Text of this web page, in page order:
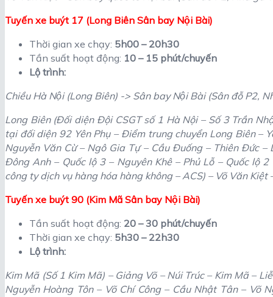
Tuyến xe buýt 17 (Long Biên Sân bay Nội Bài)
Thời gian xe chạy: 5h00 – 20h30
Tần suất hoạt động: 10 – 15 phút/chuyến
Lộ trình:
Chiều Hà Nội (Long Biên) -> Sân bay Nội Bài (Sân đỗ P2,
Long Biên (Đối diện Đội CSGT số 1 Hà Nội – Số 3 Trần
tại đối diện 92 Yên Phụ – Điểm trung chuyển Long Biên –
Nguyễn Văn Cừ – Ngô Gia Tự – Cầu Đuống – Thiên Đức
Đông Anh – Quốc lộ 3 – Nguyên Khê – Phủ Lỗ – Quốc lộ
công ty dịch vụ hàng hóa hàng không – ACS) – Võ Văn
Tuyến xe buýt 90 (Kim Mã Sân bay Nội Bài)
Tần suất hoạt động: 20 – 30 phút/chuyến
Thời gian xe chạy: 5h30 – 22h30
Lộ trình:
Kim Mã (Số 1 Kim Mã) – Giảng Võ – Núi Trúc – Kim Mã –
Nguyễn Hoàng Tôn – Võ Chí Công – Cầu Nhật Tân – Võ